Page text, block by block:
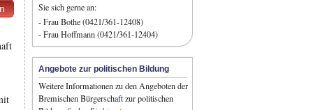
Sie sich gerne an:
- Frau Bothe (0421/361-12408)
- Frau Hoffmann (0421/361-12404)
Angebote zur politischen Bildung
Weitere Informationen zu den Angeboten der
Bremischen Bürgerschaft zur politischen